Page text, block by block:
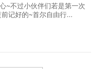
~不过小伙伴们若是第一次
记好的~首尔自由行...